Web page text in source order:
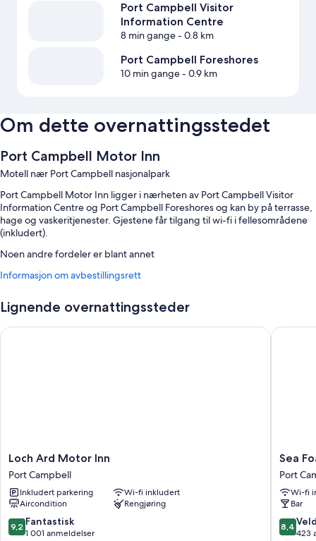
Port Campbell Visitor
Information Centre
8 min gange- 0.8 km
Port Campbell Foreshores
10 min gange- 0.9 km
Om dette overnattingsstedet
Port Campbell Motor Inn
Motell nær Port Campbell nasjonalpark
Port Campbell Motor Inn ligger i nærheten av Port Campbell Visitor
Information Centre og Port Campbell Foreshores og kan by på terrasse,
hage og vaskeritjenester. Gjestene får tilgang til wi-fi i fellesområdene
(inkludert).
Noen andre fordeler er blant annet
Sesongbasert utendørsbasseng
Hurtigutsjekking, hurtiginnsjekking og røykfritt område
Tur-/billettassistanse, bagasjeoppbevaring og griller
Her ser du noen flere romfasiliteter:
Bad med dusj og toalettartikler (inkludert)
Terrasse, kjøleskap og mikrobølgeovn
Informasjon om avbestillingsrett
Lignende overnattingssteder
Loch
Ard
Motor
Inn
Port
Campbell
Loch Ard Motor Inn
Port Campbell
Inkludert parkering
Wi-fi inkludert
Aircondition
Rengjøring
9.2
av
9,2 Fantastisk
1 001 anmeldelser
Loch Ard Motor Inn
Sea
Foam
Villas
Port
Sea
Port
Wi-fi
Bar
8.4
av
8,4
423
Sea